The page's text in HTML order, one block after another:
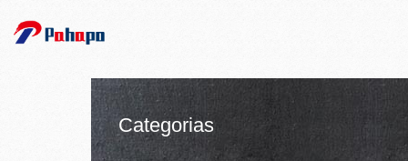
Categorias